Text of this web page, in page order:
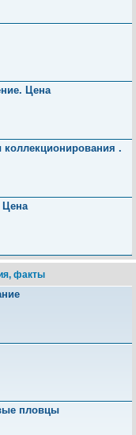
Цена
коллекционирования .
Цена
факты
пловцы